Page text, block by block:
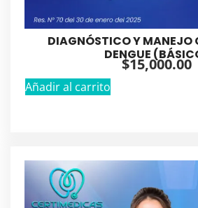
DIAGNÓSTICO Y MANEJO
DENGUE
$15,000.00
Añadir al carrito